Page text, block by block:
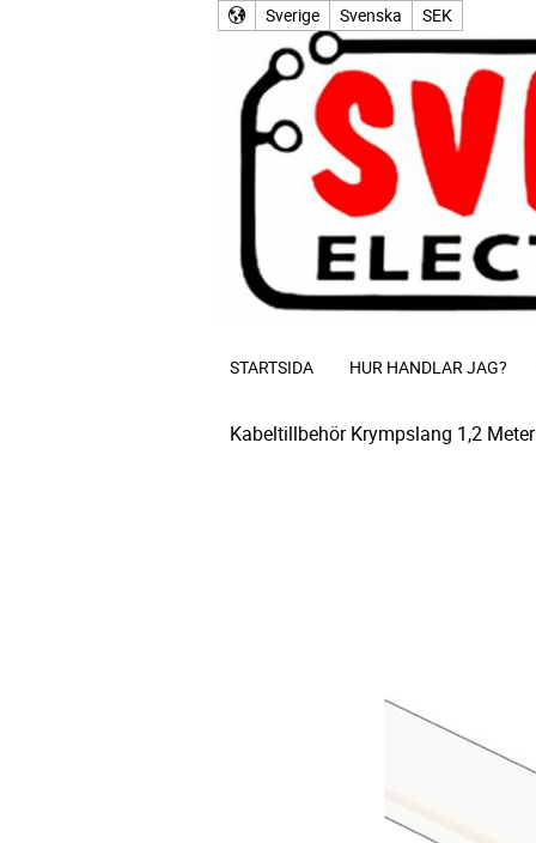
Sverige Svenska SEK
STARTSIDA HUR HANDLAR JAG?
Kabeltillbehör Krympslang 1,2 Meter